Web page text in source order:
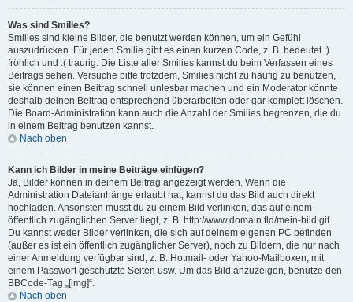
Was sind Smilies?
Smilies sind kleine Bilder, die benutzt werden können, um ein Gefühl
auszudrücken. Für jeden Smilie gibt es einen kurzen Code, z. B. bedeutet :)
fröhlich und :( traurig. Die Liste aller Smilies kannst du beim Verfassen eines
Beitrags sehen. Versuche bitte trotzdem, Smilies nicht zu häufig zu benutzen,
sie können einen Beitrag schnell unlesbar machen und ein Moderator könnte
deshalb deinen Beitrag entsprechend überarbeiten oder gar komplett löschen.
Die Board-Administration kann auch die Anzahl der Smilies begrenzen, die du
in einem Beitrag benutzen kannst.
Nach oben
Kann ich Bilder in meine Beiträge einfügen?
Ja, Bilder können in deinem Beitrag angezeigt werden. Wenn die
Administration Dateianhänge erlaubt hat, kannst du das Bild auch direkt
hochladen. Ansonsten musst du zu einem Bild verlinken, das auf einem
öffentlich zugänglichen Server liegt, z. B. http://www.domain.tld/mein-bild.gif.
Du kannst weder Bilder verlinken, die sich auf deinem eigenen PC befinden
(außer es ist ein öffentlich zugänglicher Server), noch zu Bildern, die nur nach
einer Anmeldung verfügbar sind, z. B. Hotmail- oder Yahoo-Mailboxen, mit
einem Passwort geschützte Seiten usw. Um das Bild anzuzeigen, benutze den
BBCode-Tag „[img]“.
Nach oben